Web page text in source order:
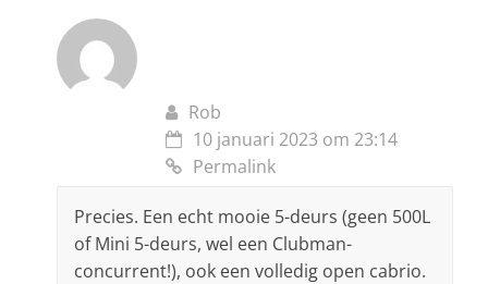
Rob
10 januari 2023 om 23:14
Permalink
Precies. Een echt mooie 5-deurs (geen 500L
of Mini 5-deurs, wel een Clubman-
concurrent!), ook een volledig open cabrio.